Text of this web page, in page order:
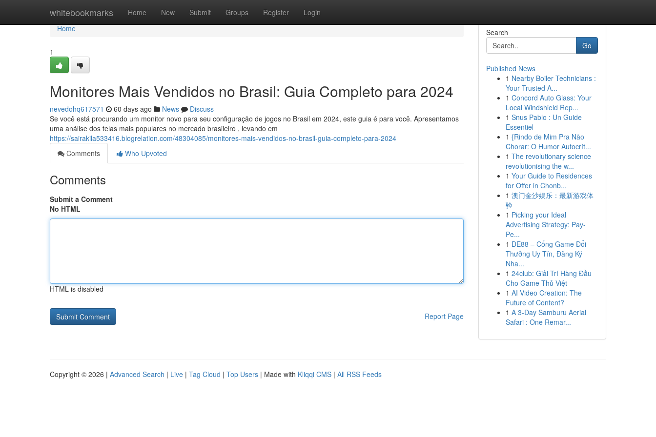
whitebookmarks Home New Submit Groups Register Login
Home
Home
1
Monitores Mais Vendidos no Brasil: Guia Completo para 2024
nevedohq617571 60 days ago News
Discuss
Se você está procurando um monitor novo para seu configuração de jogos no Brasil em 2024, este guia é para você. Apresentamos
uma análise dos telas mais populares no mercado brasileiro , levando em
https://sairakila533416.blogrelation.com/48304085/monitores-mais-vendidos-no-brasil-guia-completo-para-2024
Comments
Who Upvoted
Comments
Submit a Comment
No HTML
HTML is disabled
Report Page
Search
Go
Published News
1 Nearby Boiler Technicians :
Your Trusted A...
1 Concord Auto Glass: Your
Local Windshield Rep...
1 Snus Pablo : Un Guide
Essentiel
1 {Rindo de Mim Pra Não
Chorar: O Humor Autocrít...
1 The revolutionary science
revolutionising the w...
1 Your Guide to Residences
for Offer in Chonb...
1 澳门金沙娱乐：最新游戏体
验
1 Picking your Ideal
Advertising Strategy: Pay-
Pe...
1 DE88 – Cổng Game Đổi
Thưởng Uy Tín, Đăng Ký
Nha...
1 24club: Giải Trí Hàng Đầu
Cho Game Thủ Việt
1 AI Video Creation: The
Future of Content?
1 A 3-Day Samburu Aerial
Safari : One Remar...
Copyright © 2026 | Advanced Search | Live | Tag Cloud | Top Users | Made with Kliqqi CMS | All RSS Feeds